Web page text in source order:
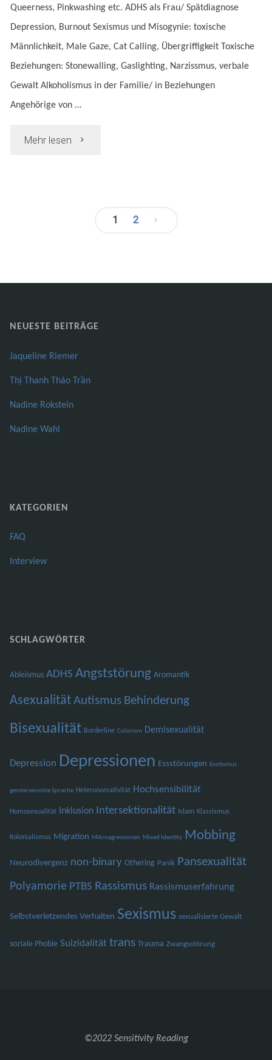
Queerness, Pinkwashing etc. ADHS als Frau/ Spätdiagnose
Depression, Burnout Sexismus und Misogynie: toxische
Männlichkeit, Male Gaze, Cat Calling, Übergriffigkeit Toxische
Beziehungen: Stonewalling, Gaslighting, Narzissmus, verbale
Gewalt Alkoholismus in der Familie/ in Beziehungen
Angehörige von …
Mehr lesen "Coco
der
1 2
NEUESTE BEITRÄGE
Jaqueline Riemer
Thị Thanh Thảo Trần
Nadine Rokstein
Nadine Wahl
KATEGORIEN
FAQ
Interview
SCHLAGWÖRTER
Ableismus ADHS Angststörung Aromantik
AsexualitätAutismus Behinderung
Bisexualität Borderline Colorism Demisexualität
Depression Depressionen Essstörungen Exotismus
gendersensible Sprache Heteronomativität Hochsensibilität
Homosexualität Inklusion Intersektionalität Islam Klassismus
Kolonialismus Migration Mikroagressionen Mixed Identity Mobbing
Neurodivergenz non-binary Othering Panik Pansexualität
Polyamorie PTBS Rassismus Rassismuserfahrung
Selbstverletzendes Verhalten Sexismus sexualisierte Gewalt
soziale Phobie Suizidalität trans Trauma Zwangsstörung
©2022 Sensitivity Reading